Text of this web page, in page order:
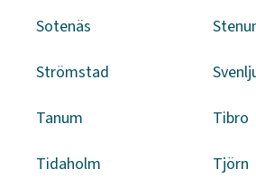
Sotenäs
Strömstad
Tanum Tibro
Tidaholm Tjörn